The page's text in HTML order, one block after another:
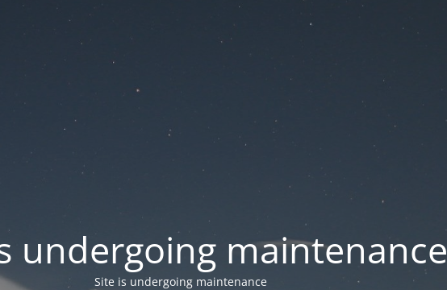
undergoing maintenance
Site is undergoing maintenance